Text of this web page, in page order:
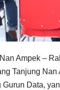
Ampek –
Tanjung
Gurun Data,